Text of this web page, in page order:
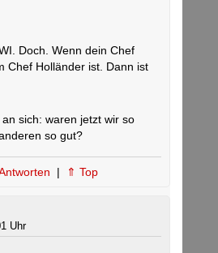
Doch. Wenn dein Chef
Chef Holländer ist. Dann ist
sich: waren jetzt wir so
so gut?
| ⇑ Top
Uhr